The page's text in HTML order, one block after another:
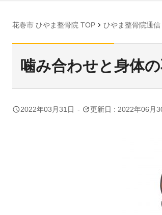
花巻市 ひやま整骨院 TOP chevron_right ひやま整骨院通信
噛み合わせと身体
query_builder2022年03月31日 - update更新日 : 2022年06月